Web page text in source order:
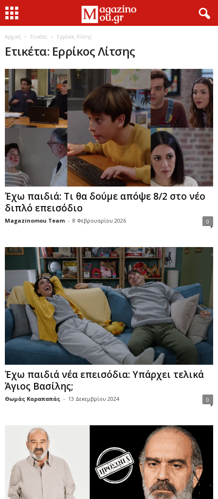
Αρχική Ετικέτες Ερρίκος Λίτσης
Ετικέτα: Ερρίκος Λίτσης
Έχω παιδιά: Τι θα δούμε απόψε 8/2 στο νέο
διπλό επεισόδιο
Magazinomou Team - 8 Φεβρουαρίου 2026 0
Έχω παιδιά νέα επεισόδια: Υπάρχει τελικά
Άγιος Βασίλης;
Θωμάς Καραπαπάς - 13 Δεκεμβρίου 2024 0